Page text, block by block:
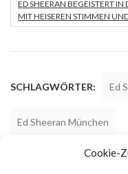
Cookie-
ED SHEERAN BEGEISTERT
MIT HEISEREN STIMMEN
SCHLAGWÖRTER: Ed
Ed Sheeran München